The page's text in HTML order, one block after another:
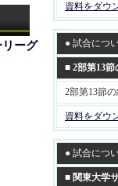
ーグ
資料をダウ
● 試合につ
■ 2部第13
2部第13節
資料をダウ
● 試合につ
■ 関東大学